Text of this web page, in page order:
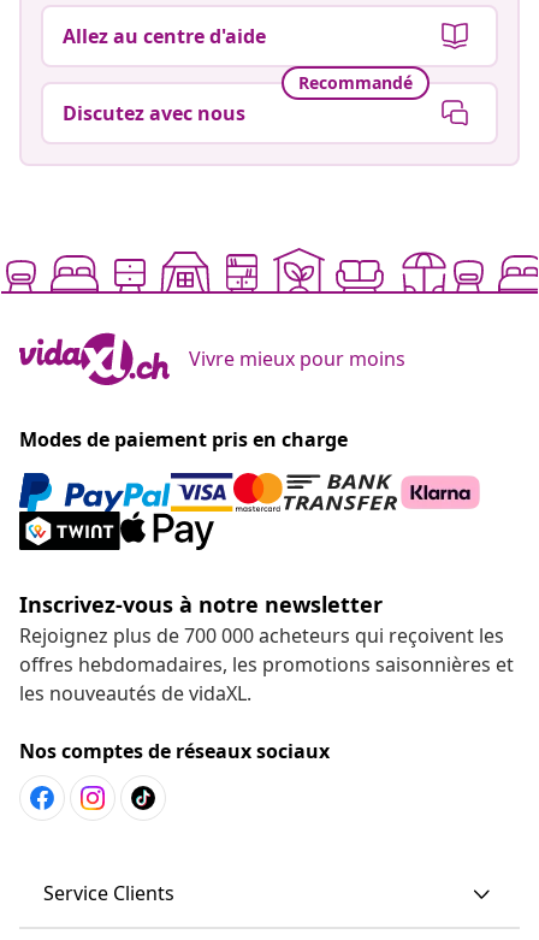
Allez au centre d'aide
Recommandé
Discutez avec nous
Vivre mieux pour moins
Modes de paiement pris en charge
Inscrivez-vous à notre newsletter
Rejoignez plus de 700 000 acheteurs qui reçoivent les
offres hebdomadaires, les promotions saisonnières et
les nouveautés de vidaXL.
Nos comptes de réseaux sociaux
Service Clients